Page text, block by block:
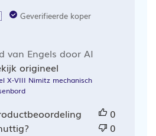
Geverifieerde koper
van Engels door AI
origineel
X-VIII Nimitz mechanisch
0
0